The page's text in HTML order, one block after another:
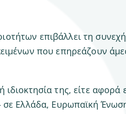
επιβάλλει τη
που επηρεάζουν
της, είτε
Ελλάδα, Ευρωπαϊκή